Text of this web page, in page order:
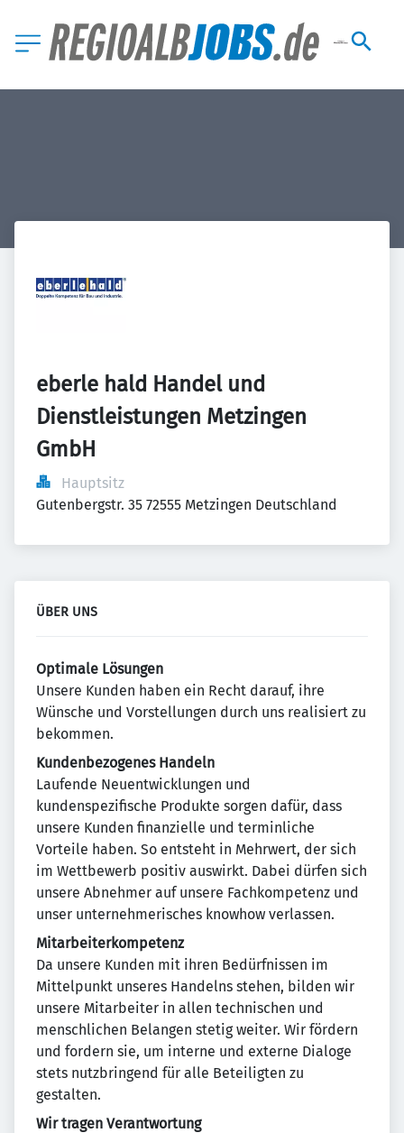
eberle hald Handel und
Dienstleistungen Metzingen
GmbH
Hauptsitz
Gutenbergstr. 35 72555 Metzingen Deutschland
ÜBER UNS
Optimale Lösungen
Unsere Kunden haben ein Recht darauf, ihre
Wünsche und Vorstellungen durch uns realisiert zu
bekommen.
Kundenbezogenes Handeln
Laufende Neuentwicklungen und
kundenspezifische Produkte sorgen dafür, dass
unsere Kunden finanzielle und terminliche
Vorteile haben. So entsteht in Mehrwert, der sich
im Wettbewerb positiv auswirkt. Dabei dürfen sich
unsere Abnehmer auf unsere Fachkompetenz und
unser unternehmerisches knowhow verlassen.
Mitarbeiterkompetenz
Da unsere Kunden mit ihren Bedürfnissen im
Mittelpunkt unseres Handelns stehen, bilden wir
unsere Mitarbeiter in allen technischen und
menschlichen Belangen stetig weiter. Wir fördern
und fordern sie, um interne und externe Dialoge
stets nutzbringend für alle Beteiligten zu
gestalten.
Wir tragen Verantwortung